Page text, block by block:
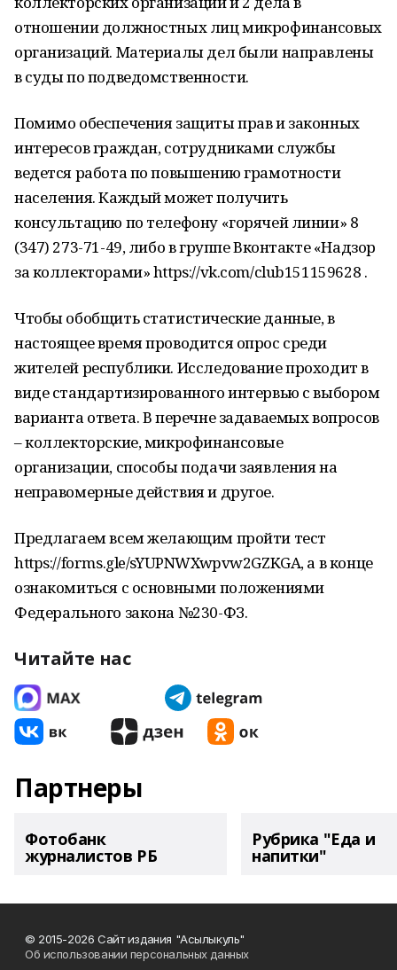
отношении должностных лиц микрофинансовых
организаций. Материалы дел были направлены
в суды по подведомственности.
Помимо обеспечения защиты прав и законных
интересов граждан, сотрудниками службы
ведется работа по повышению грамотности
населения. Каждый может получить
консультацию по телефону «горячей линии» 8
(347) 273-71-49, либо в группе Вконтакте «Надзор
за коллекторами» https://vk.com/club151159628 .
Чтобы обобщить статистические данные, в
настоящее время проводится опрос среди
жителей республики. Исследование проходит в
виде стандартизированного интервью с выбором
варианта ответа. В перечне задаваемых вопросов
– коллекторские, микрофинансовые
организации, способы подачи заявления на
неправомерные действия и другое.
Предлагаем всем желающим пройти тест
https://forms.gle/sYUPNWXwpvw2GZKGA, а в конце
ознакомиться с основными положениями
Федерального закона №230-ФЗ.
Читайте нас
Партнеры
Фотобанк
журналистов РБ
Рубрика "Еда и
напитки"
© 2015-2026 Сайт издания "Асылыкуль"
Об использовании персональных данных